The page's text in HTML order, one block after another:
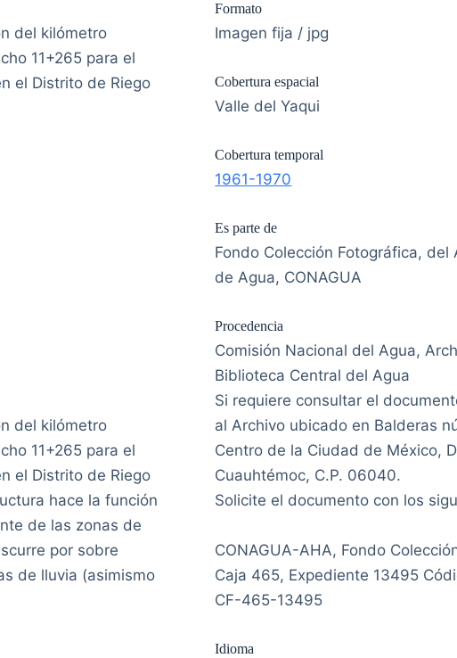
del kilómetro
11+265 para el
el Distrito de Riego
del kilómetro
11+265 para el
el Distrito de Riego
hace la función
de las zonas de
por sobre
de lluvia (asimismo
Formato
Imagen fija / jpg
Cobertura espacial
Valle del Yaqui
Cobertura temporal
1961-1970
Es parte de
Fondo Colección Fotográfica, del
de Agua, CONAGUA
Procedencia
Comisión Nacional del Agua,
Biblioteca Central del Agua
Si requiere consultar el
al Archivo ubicado en Balderas
Centro de la Ciudad de México,
Cuauhtémoc, C.P. 06040.
Solicite el documento con los
CONAGUA-AHA, Fondo
Caja 465, Expediente 13495
CF-465-13495
Idioma